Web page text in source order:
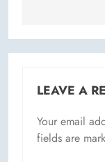
LEAVE A
Your email
fields are